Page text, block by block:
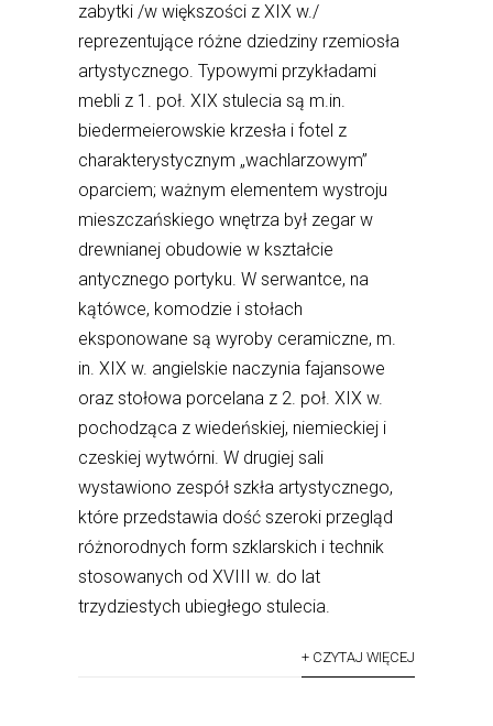
zabytki /w większości z XIX w./
reprezentujące różne dziedziny rzemiosła
artystycznego. Typowymi przykładami
mebli z 1. poł. XIX stulecia są m.in.
biedermeierowskie krzesła i fotel z
charakterystycznym „wachlarzowym”
oparciem; ważnym elementem wystroju
mieszczańskiego wnętrza był zegar w
drewnianej obudowie w kształcie
antycznego portyku. W serwantce, na
kątówce, komodzie i stołach
eksponowane są wyroby ceramiczne, m.
in. XIX w. angielskie naczynia fajansowe
oraz stołowa porcelana z 2. poł. XIX w.
pochodząca z wiedeńskiej, niemieckiej i
czeskiej wytwórni. W drugiej sali
wystawiono zespół szkła artystycznego,
które przedstawia dość szeroki przegląd
różnorodnych form szklarskich i technik
stosowanych od XVIII w. do lat
trzydziestych ubiegłego stulecia.
+ CZYTAJ WIĘCEJ